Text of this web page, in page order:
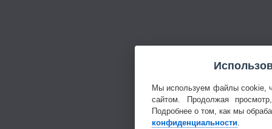
Мы используем файлы cookie,
сайтом. Продолжая
Подробнее о том, как мы
конфиденциальности.